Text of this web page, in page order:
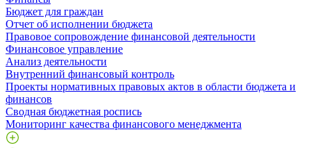
Бюджет для граждан
Отчет об исполнении бюджета
Правовое сопровождение финансовой деятельности
Финансовое управление
Анализ деятельности
Внутренний финансовый контроль
Проекты нормативных правовых актов в области бюджета и
финансов
Сводная бюджетная роспись
Мониторинг качества финансового менеджмента